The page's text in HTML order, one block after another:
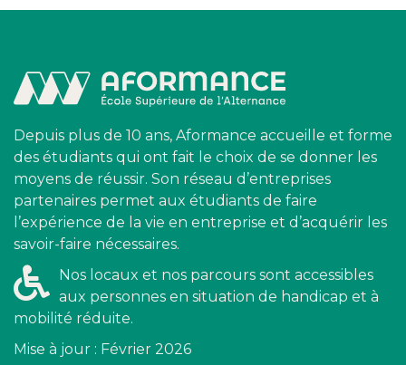
Depuis plus de 10 ans, Aformance accueille et forme
des étudiants qui ont fait le choix de se donner les
moyens de réussir. Son réseau d’entreprises
partenaires permet aux étudiants de faire
l’expérience de la vie en entreprise et d’acquérir les
savoir-faire nécessaires.
Nos locaux et nos parcours sont accessibles
aux personnes en situation de handicap et à
mobilité réduite.
Mise à jour : Février 2026